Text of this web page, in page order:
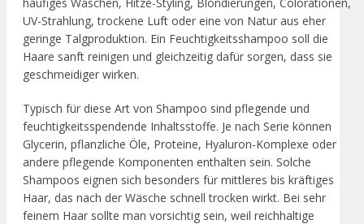
UV-Strahlung, trockene Luft oder eine von Natur aus eher
geringe Talgproduktion. Ein Feuchtigkeitsshampoo soll die
Haare sanft reinigen und gleichzeitig dafür sorgen, dass sie
geschmeidiger wirken.
Typisch für diese Art von Shampoo sind pflegende und
feuchtigkeitsspendende Inhaltsstoffe. Je nach Serie können
Glycerin, pflanzliche Öle, Proteine, Hyaluron-Komplexe oder
andere pflegende Komponenten enthalten sein. Solche
Shampoos eignen sich besonders für mittleres bis kräftiges
Haar, das nach der Wäsche schnell trocken wirkt. Bei sehr
feinem Haar sollte man vorsichtig sein, weil reichhaltige